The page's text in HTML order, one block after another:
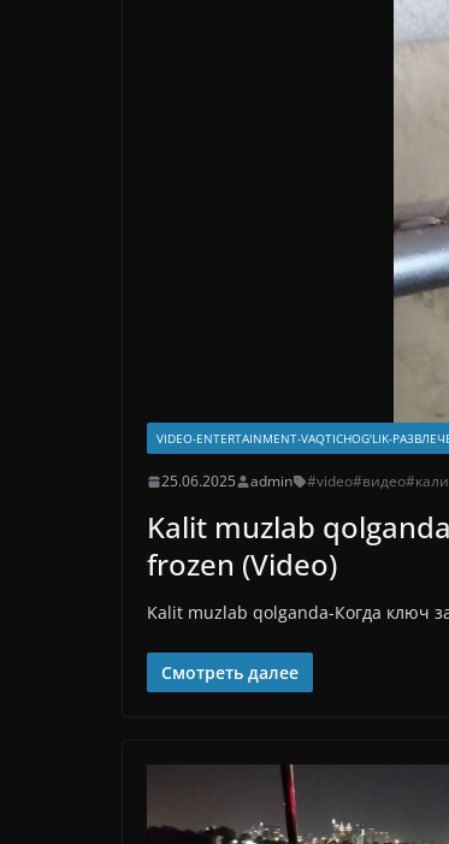
VIDEO-ENTERTAINMENT-VAQTICHOG'LIK-
25.06.2025 admin #video#видео
Kalit muzlab
frozen (Video)
Kalit muzlab qolganda-Когда ключ
Смотреть далее